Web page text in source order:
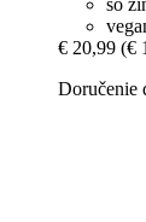
so
€ 20,99 (€
Doručenie